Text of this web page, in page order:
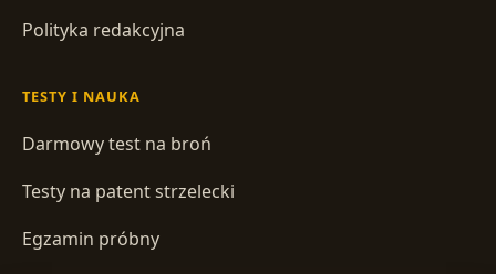
Polityka redakcyjna
TESTY I NAUKA
Darmowy test na broń
Testy na patent strzelecki
Egzamin próbny